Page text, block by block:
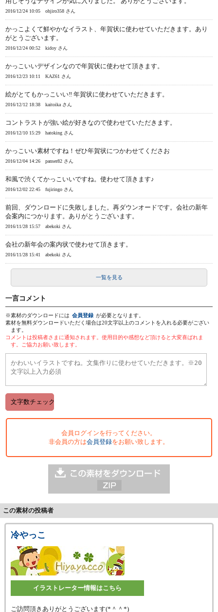
2016/12/24 10:05 ohjiro358 さん
かっこよくて鮮やかなイラスト、年賀状に使わせていただきます。あり
がとうございます。
2016/12/24 00:52 kidoy さん
かっこいいデザインなので年賀状に使わせて頂きます。
2016/12/23 10:11 KAZ61 さん
絵がとてもかっこいい‼ 年賀状に使わせていただきます。
2016/12/12 18:38 kaitoika さん
コントラストが強い絵が好きなので使わせていただきます。
2016/12/10 15:29 hatoking さん
かっこいい素材ですね！ぜひ年賀状につかわせてくださお
2016/12/04 14:26 panser82 さん
和風で渋くてかっこいいですね。使わせて頂きます♪
2016/12/02 22:45 fujiringo さん
前回、ダウンロードに失敗しました。再ダウンオードです。会社の新年
会案内につかります。ありがとうございます。
2016/11/28 15:57 abekoki さん
会社の新年会の案内状で使わせて頂きます。
2016/11/28 15:41 abekoki さん
一覧を見る
一言コメント
※素材のダウンロードには 会員登録 が必要となります。
素材を無料ダウンロードいただく場合は20文字以上のコメントを入れる必要がござい
ます。
コメントは投稿者さまに通知されます。使用目的や感想など頂けると大変喜ばれま
す。ご協力お願い致します。
会員ログインを行ってください。
非会員の方は会員登録をお願い致します。
この素材の投稿者
冷やっこ
イラストレーター情報はこちら
ご訪問頂きありがとうございます(*＾＾*)